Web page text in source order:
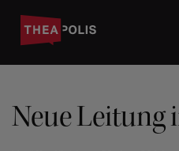
Neue Leitung